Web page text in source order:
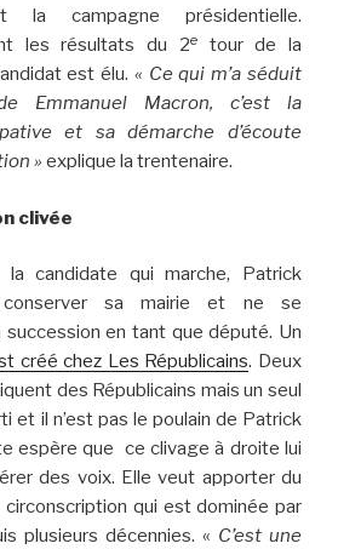
la campagne présidentielle.
les résultats du 2etour de la
est élu. « Ce qui m’a séduit
Emmanuel Macron, c’est la
et sa démarche d’écoute
» explique la trentenaire.
clivée
la candidate qui marche, Patrick
conserver sa mairie et ne se
en tant que député. Un
créé chez Les Républicains. Deux
des Républicains mais un seul
et il n’est pas le poulain de Patrick
espère que ce clivage à droite lui
des voix. Elle veut apporter du
circonscription qui est dominée par
plusieurs décennies. « C’est une